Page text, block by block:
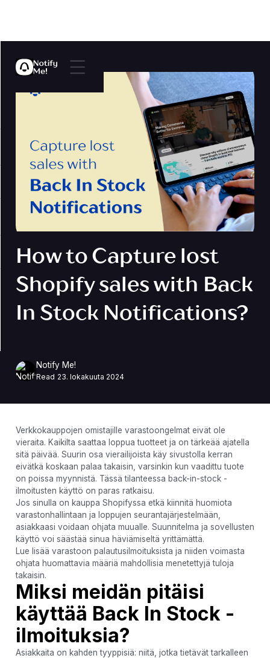
How to Capture lost
Shopify sales with Back
In Stock Notifications?
Notify Me!
Read 23. lokakuuta 2024
Verkkokauppojen omistajille varastoongelmat eivät ole
vieraita. Kaikilta saattaa loppua tuotteet ja on tärkeää ajatella
sitä päivää. Suurin osa vierailijoista käy sivustolla kerran
eivätkä koskaan palaa takaisin, varsinkin kun vaadittu tuote
on poissa myynnistä. Tässä tilanteessa back-in-stock -
ilmoitusten käyttö on paras ratkaisu.
Jos sinulla on kauppa Shopifyssa etkä kiinnitä huomiota
varastonhallintaan ja loppujen seurantajärjestelmään,
asiakkaasi voidaan ohjata muualle. Suunnitelma ja sovellusten
käyttö voi säästää sinua häviämiseltä yrittämättä.
Lue lisää varastoon palautusilmoituksista ja niiden voimasta
ohjata huomattavia määriä mahdollisia menetettyjä tuloja
takaisin.
Miksi meidän pitäisi
käyttää Back In Stock -
ilmoituksia?
Asiakkaita on kahden tyyppisiä: niitä, jotka tietävät tarkalleen